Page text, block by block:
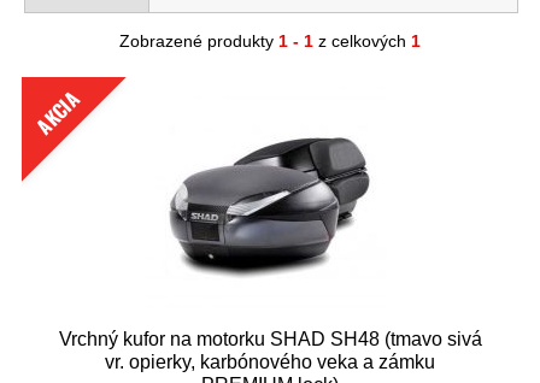
Zobrazené produkty 1 - 1 z celkových 1
AKCIA
Vrchný kufor na motorku SHAD SH48 (tmavo sivá
vr. opierky, karbónového veka a zámku